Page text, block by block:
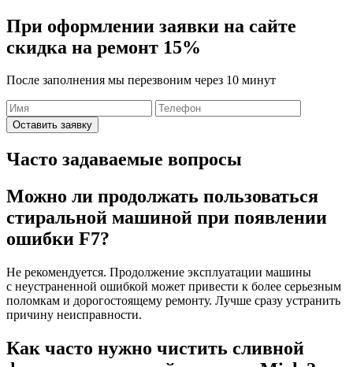
При оформлении заявки на сайте
скидка на ремонт 15%
После заполнения мы перезвоним через 10 минут
Оставить заявку
Часто задаваемые вопросы
Можно ли продолжать пользоваться
стиральной машиной при появлении
ошибки F7?
Не рекомендуется. Продолжение эксплуатации машины
с неустраненной ошибкой может привести к более серьезным
поломкам и дорогостоящему ремонту. Лучше сразу устранить
причину неисправности.
Как часто нужно чистить сливной